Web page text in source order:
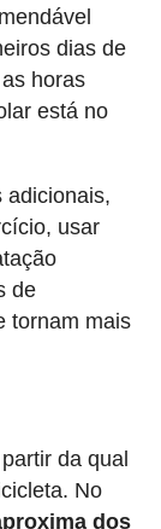
dias de
horas
está no
adicionais,
usar
de
tornam mais
da qual
No
dos